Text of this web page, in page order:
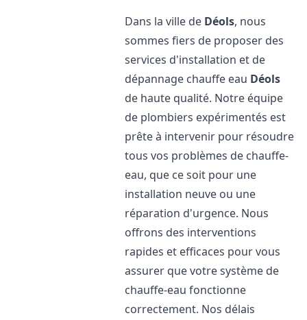
Dans la ville de Déols, nous
sommes fiers de proposer des
services d'installation et de
dépannage chauffe eau Déols
de haute qualité. Notre équipe
de plombiers expérimentés est
prête à intervenir pour résoudre
tous vos problèmes de chauffe-
eau, que ce soit pour une
installation neuve ou une
réparation d'urgence. Nous
offrons des interventions
rapides et efficaces pour vous
assurer que votre système de
chauffe-eau fonctionne
correctement. Nos délais